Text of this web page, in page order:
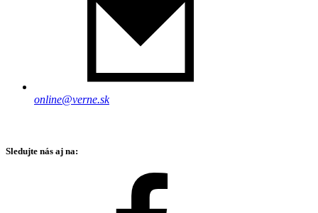
online@verne.sk
Sledujte nás aj na: